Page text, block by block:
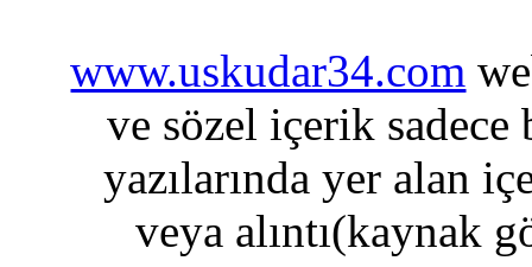
www.uskudar34.com
ve sözel içerik sadece
yazılarında yer alan
veya alıntı(kaynak